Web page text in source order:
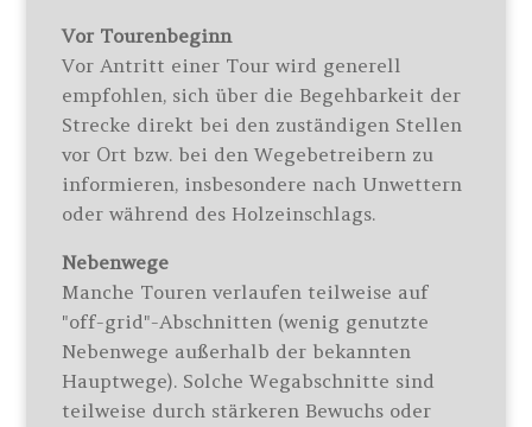
Vor Tourenbeginn
Vor Antritt einer Tour wird generell
empfohlen, sich über die Begehbarkeit der
Strecke direkt bei den zuständigen Stellen
vor Ort bzw. bei den Wegebetreibern zu
informieren, insbesondere nach Unwettern
oder während des Holzeinschlags.
Nebenwege
Manche Touren verlaufen teilweise auf
"off-grid"-Abschnitten (wenig genutzte
Nebenwege außerhalb der bekannten
Hauptwege). Solche Wegabschnitte sind
teilweise durch stärkeren Bewuchs oder